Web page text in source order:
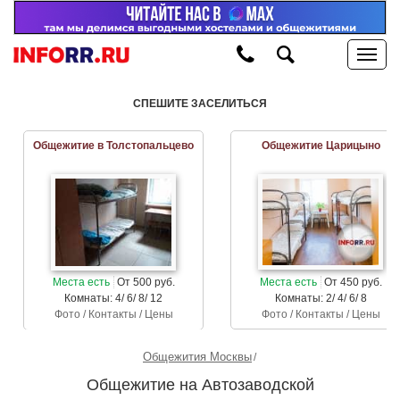
СПЕШИТЕ ЗАСЕЛИТЬСЯ
Общежитие в Толстопальцево
Места есть От 500 руб.
Комнаты: 4/ 6/ 8/ 12
Фото / Контакты / Цены
Общежитие Царицыно
Места есть От 450 руб.
Комнаты: 2/ 4/ 6/ 8
Фото / Контакты / Цены
Общежития Москвы
Общежитие на Автозаводской